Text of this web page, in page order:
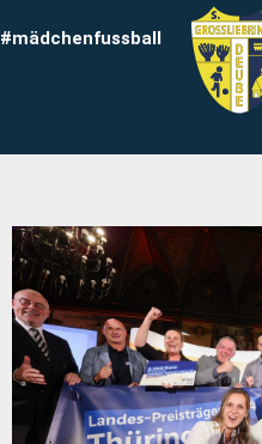
#mädchenfussball